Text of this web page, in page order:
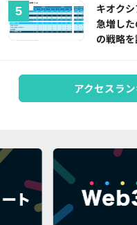
キオク
急増し
の戦略を
アクセスラ